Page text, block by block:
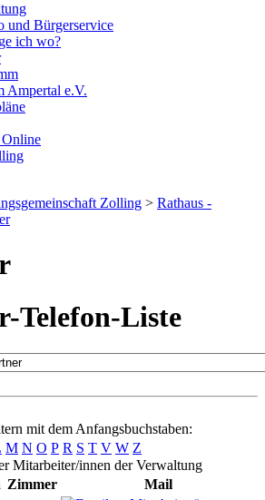
und Bürgerservice
ich wo?
Ampertal e.V.
Online
Zolling > Rathaus -
Telefon-Liste
mit dem Anfangsbuchstaben:
M N O P R S T V W Z
Mitarbeiter/innen der Verwaltung
Zimmer
Mail